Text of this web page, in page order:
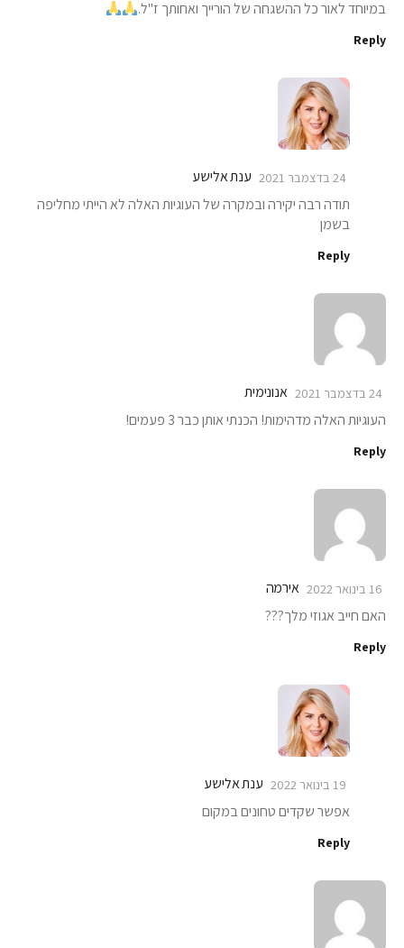
במיוחד לאור כל ההשגחה של הורייך ואחותך ז"ל.
Reply
ענת אלישע 24 בדצמבר 2021
תודה רבה יקירה ובמקרה של העוגיות האלה לא הייתי מחליפה
בשמן
Reply
אנונימית 24 בדצמבר 2021
העוגיות האלה מדהימות! הכנתי אותן כבר 3 פעמים!
Reply
אירמה 16 בינואר 2022
האם חייב אגוזי מלך???
Reply
ענת אלישע 19 בינואר 2022
אפשר שקדים טחונים במקום
Reply